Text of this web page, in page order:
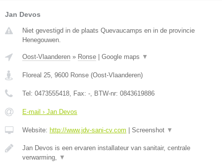
Jan Devos
Niet gevestigd in de plaats Quevaucamps en in de provincie
Henegouwen.
Oost-Vlaanderen » Ronse Google maps ▼
Floreal 25 9600 Ronse (Oost-Vlaanderen)
Tel: 0473555418 , Fax: - , BTW-nr: 0843619886
E-mail › Jan Devos
Website: http://www.jdv-sani-cv.com Screenshot ▼
Jan Devos is een ervaren installateur van sanitair, centrale
verwarming,
▼